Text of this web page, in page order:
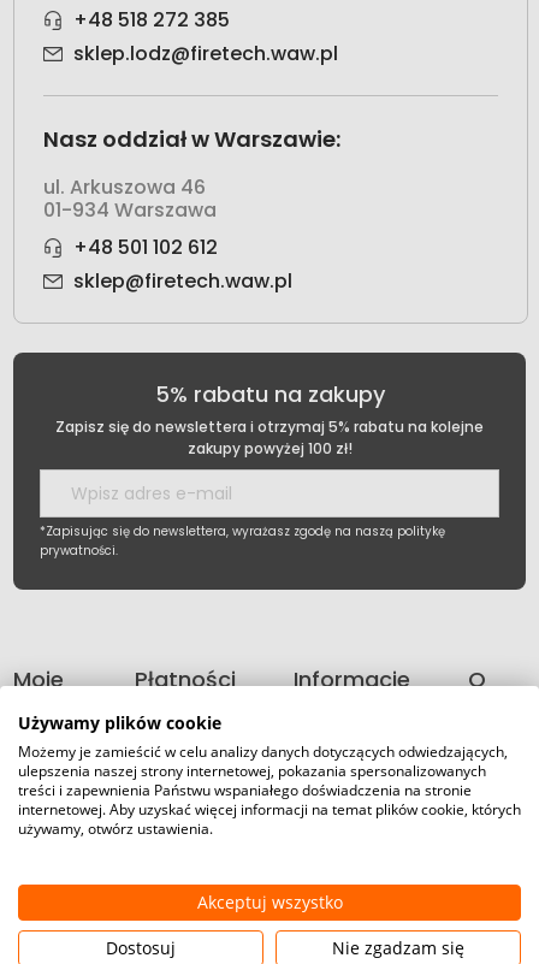
+48 518 272 385
sklep.lodz@firetech.waw.pl
Nasz oddział w Warszawie:
ul. Arkuszowa 46
01-934 Warszawa
+48 501 102 612
sklep@firetech.waw.pl
5% rabatu na zakupy
Zapisz się do newslettera i otrzymaj 5% rabatu na kolejne
zakupy powyżej 100 zł!
*Zapisując się do newslettera, wyrażasz zgodę na naszą politykę
prywatności.
Moje
Płatności
dostawa
Informacje
O
©2026 Wszelkie Prawa
sklep przeciwpożarowy
Pokaż pełną wersję strony
Używamy plików cookie
Możemy je zamieścić w celu analizy danych dotyczących odwiedzających,
ulepszenia naszej strony internetowej, pokazania spersonalizowanych
treści i zapewnienia Państwu wspaniałego doświadczenia na stronie
internetowej. Aby uzyskać więcej informacji na temat plików cookie, których
używamy, otwórz ustawienia.
Akceptuj wszystko
Dostosuj
Nie zgadzam się